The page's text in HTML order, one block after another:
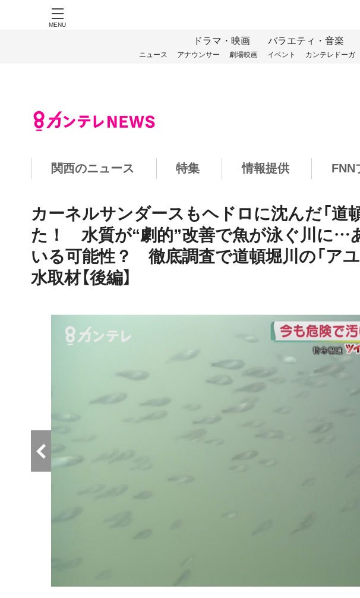
MENU
ドラマ・映画 バラエティ・音楽
ニュース アナウンサー 劇場映画 イベント カンテレドーガ
関西のニュース 特集 情報提供 FNN
カーネルサンダースもヘドロに沈んだ「道
た！ 水質が“劇的”改善で魚が泳ぐ川に…
いる可能性？ 徹底調査で道頓堀川の「ア
水取材【後編】